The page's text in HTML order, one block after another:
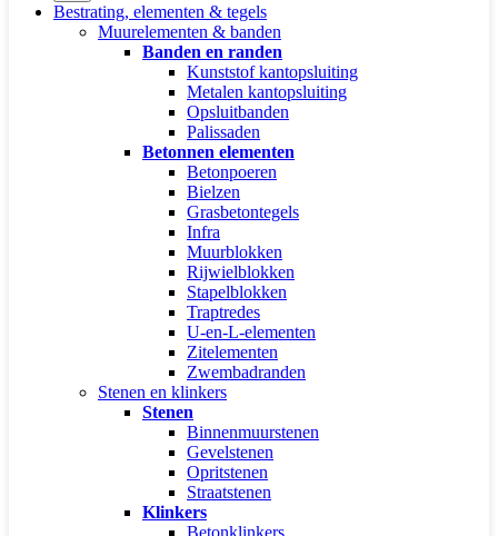
Bestrating, elementen & tegels
Muurelementen & banden
Banden en randen
Kunststof kantopsluiting
Metalen kantopsluiting
Opsluitbanden
Palissaden
Betonnen elementen
Betonpoeren
Bielzen
Grasbetontegels
Infra
Muurblokken
Rijwielblokken
Stapelblokken
Traptredes
U-en-L-elementen
Zitelementen
Zwembadranden
Stenen en klinkers
Stenen
Binnenmuurstenen
Gevelstenen
Opritstenen
Straatstenen
Klinkers
Betonklinkers